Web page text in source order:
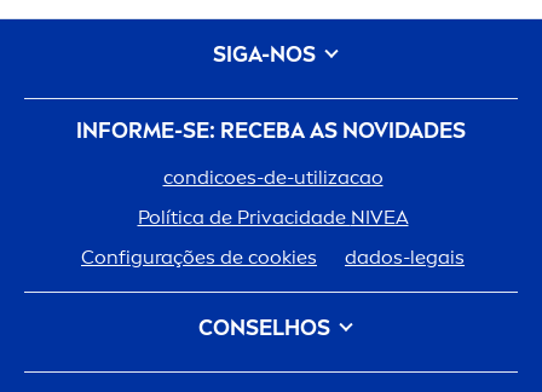
INFORME-SE: RECEBA AS NOVIDADES
condicoes-de-utilizacao
Política de Privacidade NIVEA
Configurações de cookies
dados-legais
CONSELHOS
Tipo de Cabelo Tipo de Pele
SIGA-NOS